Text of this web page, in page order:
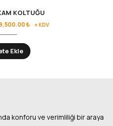
KOLTUĞU
₺ + KDV
Ekle
konforu ve verimliliği bir araya